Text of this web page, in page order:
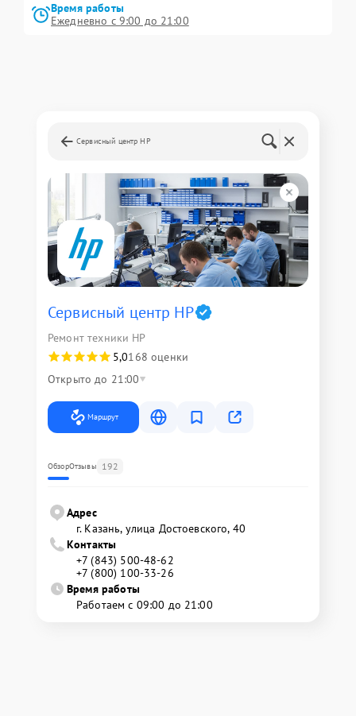
Время работы
Ежедневно с 9:00 до 21:00
Сервисный центр HP
Сервисный центр HP
Ремонт техники HP
5,0168 оценки
Открыто до 21:00
Маршрут
ОбзорОтзывы 192
Адрес
г. Казань, улица Достоевского, 40
Контакты
+7 (843) 500-48-62
+7 (800) 100-33-26
Время работы
Работаем с 09:00 до 21:00